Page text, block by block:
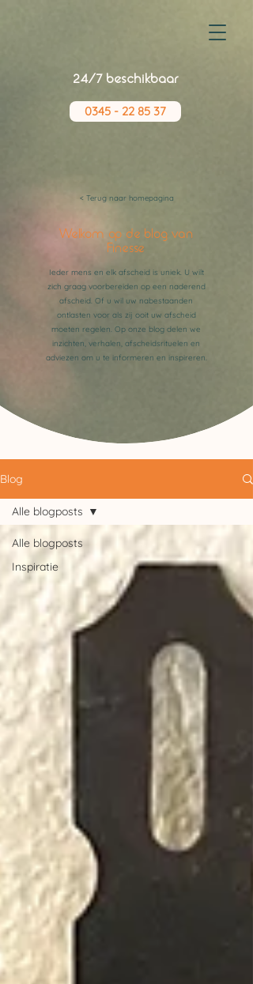
24/7 beschikbaar
0345 - 22 85 37
< Terug naar homepagina
Welkom op de blog van
Finesse
Ieder mens en elk afscheid is uniek. U wilt
zich graag voorbereiden op een naderend
afscheid. Of u wil uw nabestaanden
ontlasten voor als zij ooit uw afscheid
moeten regelen. Op onze blog delen we
inzichten, verhalen, afscheidsrituelen en
adviezen om u te informeren en inspireren.
Blog
Alle blogposts
Inspiratie
Alle blogposts